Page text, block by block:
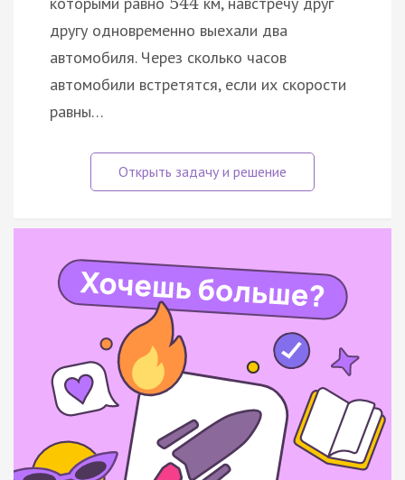
другу одновременно выехали два
автомобиля. Через сколько часов
автомобили встретятся, если их скорости
равны…